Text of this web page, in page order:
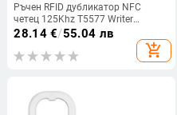
Ръчен RFID дубликатор NFC
четец 125Khz T5577 Writer
13.56Mhz UID Smart Chip Card Key
Cloner Програматор Копир
28.14€/55.04 лв
add_shopping_cart